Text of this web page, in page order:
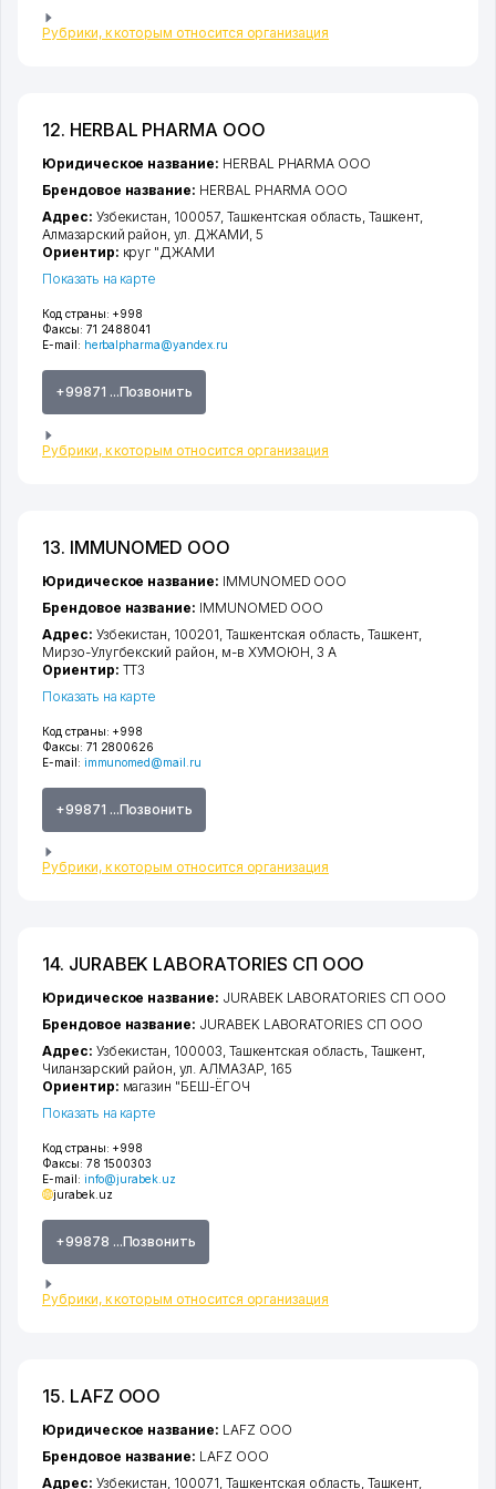
Рубрики, к которым относится организация
12. HERBAL PHARMA ООО
Код страны: +998
Факсы: 71 2488041
E-mail: herbalpharma@yandex.ru
+99871 ...Позвонить
Рубрики, к которым относится организация
Юридическое название: HERBAL PHARMA ООО
Брендовое название: HERBAL PHARMA ООО
Адрес: Узбекистан, 100057, Ташкентская область, Ташкент,
Алмазарский район,ул. ДЖАМИ, 5
Ориентир: круг "ДЖАМИ
Показать на карте
13. IMMUNOMED ООО
Код страны: +998
Факсы: 71 2800626
E-mail: immunomed@mail.ru
+99871 ...Позвонить
Рубрики, к которым относится организация
Юридическое название: IMMUNOMED ООО
Брендовое название: IMMUNOMED ООО
Адрес: Узбекистан, 100201, Ташкентская область Ташкент
Мирзо-Улугбекский район м-в ХУМОЮН , 3 А
Ориентир: ТТЗ
Показать на карте
14. JURABEK LABORATORIES СП ООО
Код страны: +998
Факсы: 78 1500303
E-mail: info@jurabek.uz
jurabek.uz
+99878 ...Позвонить
Рубрики, к которым относится организация
Юридическое название: JURABEK LABORATORIES СП ООО
Брендовое название: JURABEK LABORATORIES СП ООО
Адрес: Узбекистан, 100003, Ташкентская область Ташкент
Чиланзарский район ,ул. АЛМАЗАР , 165
Ориентир: магазин "БЕШ-ЁГОЧ
Показать на карте
15. LAFZ ООО
Юридическое название: LAFZ ООО
Брендовое название: LAFZ ООО
Адрес: Узбекистан, 100071, Ташкентская область, Ташкент,